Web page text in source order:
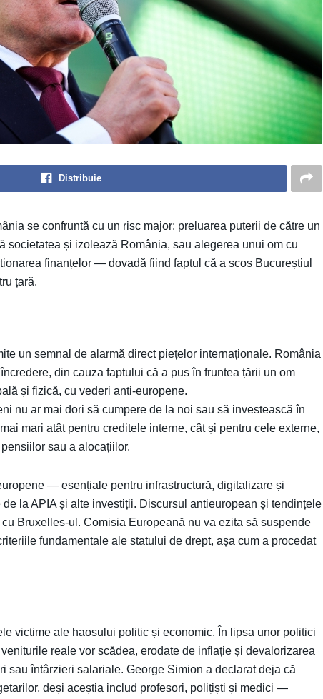
Distribuie
se confruntă cu un risc major: preluarea puterii de către un
societatea și izolează România, sau alegerea unui om cu
finanțelor — dovadă fiind faptul că a scos Bucureștiul
țară.
un semnal de alarmă direct piețelor internaționale. România
din cauza faptului că a pus în fruntea țării un om
și fizică, cu vederi anti-europene.
nu ar mai dori să cumpere de la noi sau să investească în
mari atât pentru creditele interne, cât și pentru cele externe,
sau a alocațiilor.
— esențiale pentru infrastructură, digitalizare și
la APIA și alte investiții. Discursul antieuropean și tendințele
Bruxelles-ul. Comisia Europeană nu va ezita să suspende
fundamentale ale statului de drept, așa cum a procedat
victime ale haosului politic și economic. În lipsa unor politici
reale vor scădea, erodate de inflație și devalorizarea
sau întârzieri salariale. George Simion a declarat deja că
deși aceștia includ profesori, polițiști și medici —